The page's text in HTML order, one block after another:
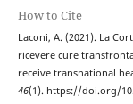
How to Cite
Laconi, A. (2021). La
ricevere cure
receive transnational
46(1). https://doi.org/